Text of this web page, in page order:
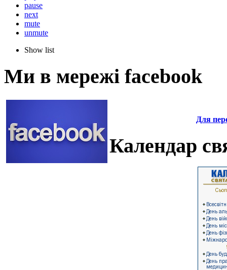
pause
next
mute
unmute
Show list
Ми в мережі facebook
Для
Календар